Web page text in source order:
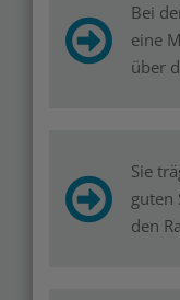
Bei
eine
über
Sie
guten
den